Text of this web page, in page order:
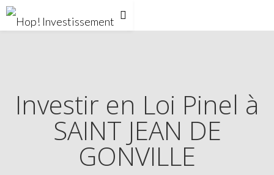
Investir en Loi Pinel à
SAINT JEAN DE
GONVILLE